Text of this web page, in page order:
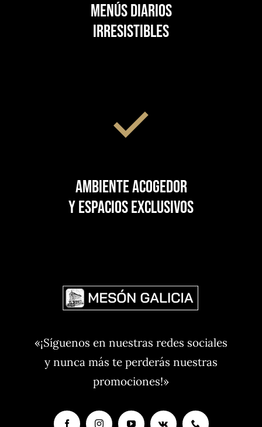
Menús diarios
irresistibles
Ambiente acogedor
y espacios exclusivos
«¡Síguenos en nuestras redes sociales
y nunca más te perderás nuestras
promociones!»